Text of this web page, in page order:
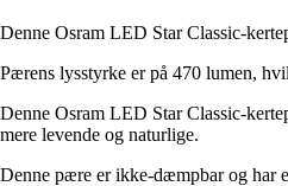
Denne Osram LED Star Classic-
Pærens lysstyrke er på 470 lumen,
Denne Osram LED Star Classic-
mere levende og naturlige.
Denne pære er ikke-dæmpbar og har